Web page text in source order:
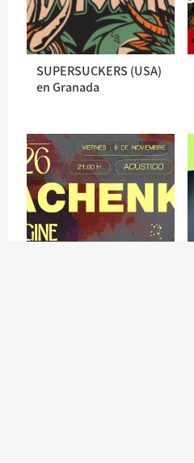
SUPERSUCKERS (USA)
en Granada
Queue-Fair